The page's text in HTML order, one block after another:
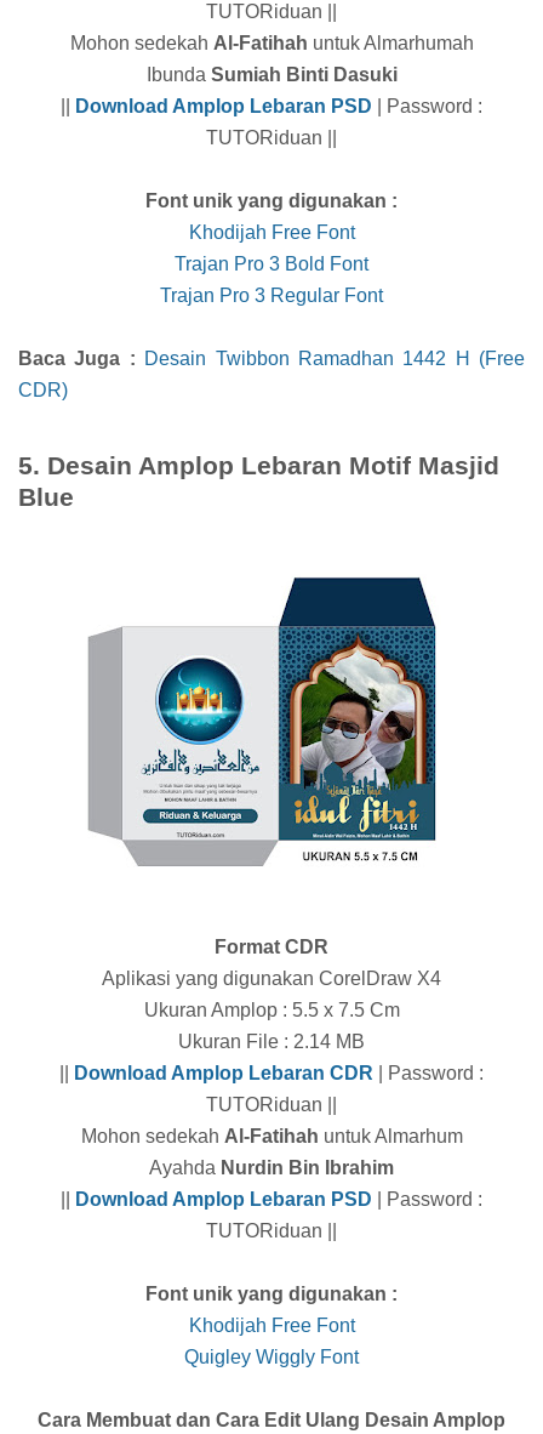
TUTORiduan ||
Mohon sedekah Al-Fatihah untuk Almarhumah
Ibunda Sumiah Binti Dasuki
Download Amplop Lebaran PSD | Password :
TUTORiduan ||
Font unik yang digunakan :
Khodijah Free Font
Trajan Pro 3 Bold Font
Trajan Pro 3 Regular Font
Baca Juga : Desain Twibbon Ramadhan 1442 H (Free
CDR)
5. Desain Amplop Lebaran Motif Masjid
Blue
Format CDR
Aplikasi yang digunakan CorelDraw X4
Ukuran Amplop : 5.5 x 7.5 Cm
Ukuran File : 2.14 MB
Download Amplop Lebaran CDR | Password :
TUTORiduan ||
Mohon sedekah Al-Fatihah untuk Almarhum
Ayahda Nurdin Bin Ibrahim
Download Amplop Lebaran PSD | Password :
TUTORiduan ||
Font unik yang digunakan :
Khodijah Free Font
Quigley Wiggly Font
Cara Membuat dan Cara Edit Ulang Desain Amplop